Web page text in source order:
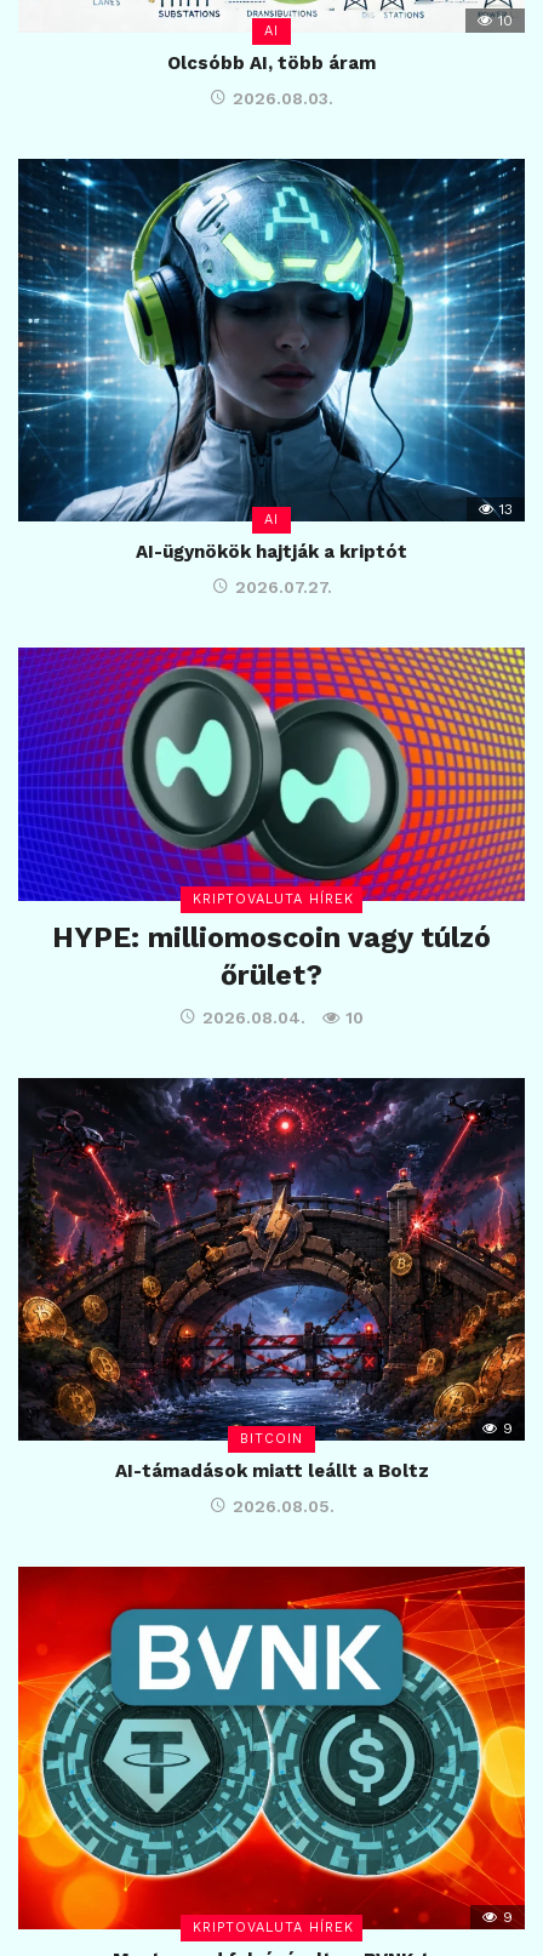
AI
10
Olcsóbb AI, több áram
2026.08.03.
AI
13
AI-ügynökök hajtják a kriptót
2026.07.27.
KRIPTOVALUTA HÍREK
HYPE: milliomoscoin vagy túlzó
őrület?
2026.08.04. 10
BITCOIN
9
AI-támadások miatt leállt a Boltz
2026.08.05.
KRIPTOVALUTA HÍREK
9